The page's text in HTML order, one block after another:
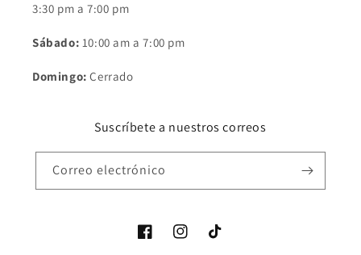
3:30 pm a 7:00 pm
Sábado: 10:00 am a 7:00 pm
Domingo: Cerrado
Suscríbete a nuestros correos
Correo electrónico
FacebookInstagramTikTok